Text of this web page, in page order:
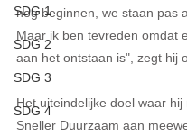
SDG 1
SDG 2
SDG 3
SDG 4
nog beginnen, we staan pas
Maar ik ben tevreden omdat
aan het ontstaan is", zegt hij
Het uiteindelijke doel waar hij
Sneller Duurzaam aan